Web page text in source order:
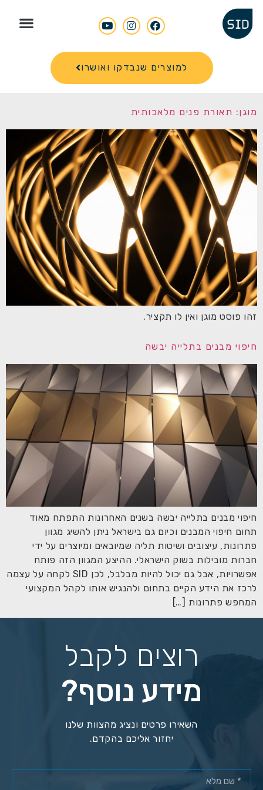
למוצרים שנבדקו ואושרו
מוגן: תאורת פנים מלאכותית
זהו פוסט מוגן ואין לו תקציר.
חיפוי מבנים בתלייה יבשה
חיפוי מבנים בתלייה יבשה בשנים האחרונות התפתח מאוד
תחום חיפוי המבנים וכיום גם בישראל ניתן להשיג מגוון
פתרונות, עיצובים ושיטות תליה שמיובאים ומיוצרים על ידי
חברות מובילות בשוק הישראלי. ההיצע המגוון הזה פותח
אפשרויות, אבל גם יכול להיות מבלבל, לכן SID לקחה על עצמה
לרכז את הידע הקיים בתחום ולהנגיש אותו לקהל המקצועי
המחפש פתרונות […]
רוצים לקבל
מידע נוסף?
השאירו פרטים ונציג מהצוות שלנו
יחזור אליכם בהקדם.